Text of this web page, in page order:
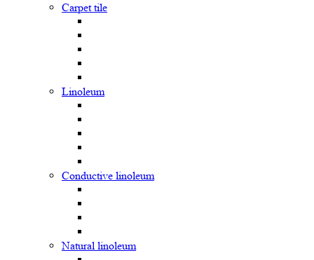
Carpet tile
Linoleum
Сonductive linoleum
Natural linoleum